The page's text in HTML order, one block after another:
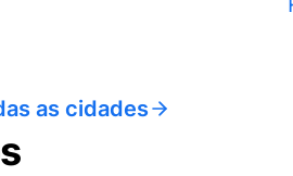
as cidades